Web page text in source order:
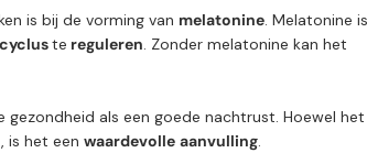
is bij de vorming van melatonine. Melatonine is
te reguleren. Zonder melatonine kan het
gezondheid als een goede nachtrust. Hoewel het
is het een waardevolle aanvulling.